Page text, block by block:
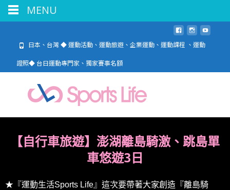
日本、台灣 ◆ 運動活動、運動旅遊、企業運動、運動課程 、運動
證照◆ 台日運動專門家、獨家賽事名額
【自行車旅遊】 澎湖離島騎激、 跳島單
車悠遊3日
★ 『運動生活Sports Life』這次要帶著大家創造『離島騎
MENU